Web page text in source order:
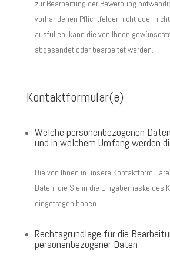
zur Bearbeitung der Bewerbung
vorhandenen Pflichtfelder nicht oder
ausfüllen, kann die von Ihnen
abgesendet oder bearbeitet werden.
Kontaktformular(e)
Welche personenbezogenen
und in welchem Umfang werden
Die von Ihnen in unsere
Daten, die Sie in die Eingabemaske des
eingetragen haben.
Rechtsgrundlage für die
personenbezogener Daten